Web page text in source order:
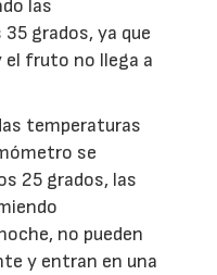
las
grados, ya que
el fruto no llega a
temperaturas
se
25 grados, las
no pueden
y entran en una